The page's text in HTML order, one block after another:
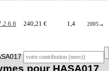
240,21 € 1,4 2005 →
pour HASA017